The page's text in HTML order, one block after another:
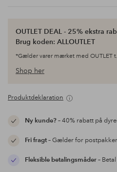
OUTLET DEAL - 25% ekstra
Brug koden: ALLOUTLET
*Gælder varer mærket med OUTLET
Shop her
Produktdeklaration
Ny kunde?– 40% rabatt på
Fri fragt– Gælder for
Fleksible betalingsmåder–